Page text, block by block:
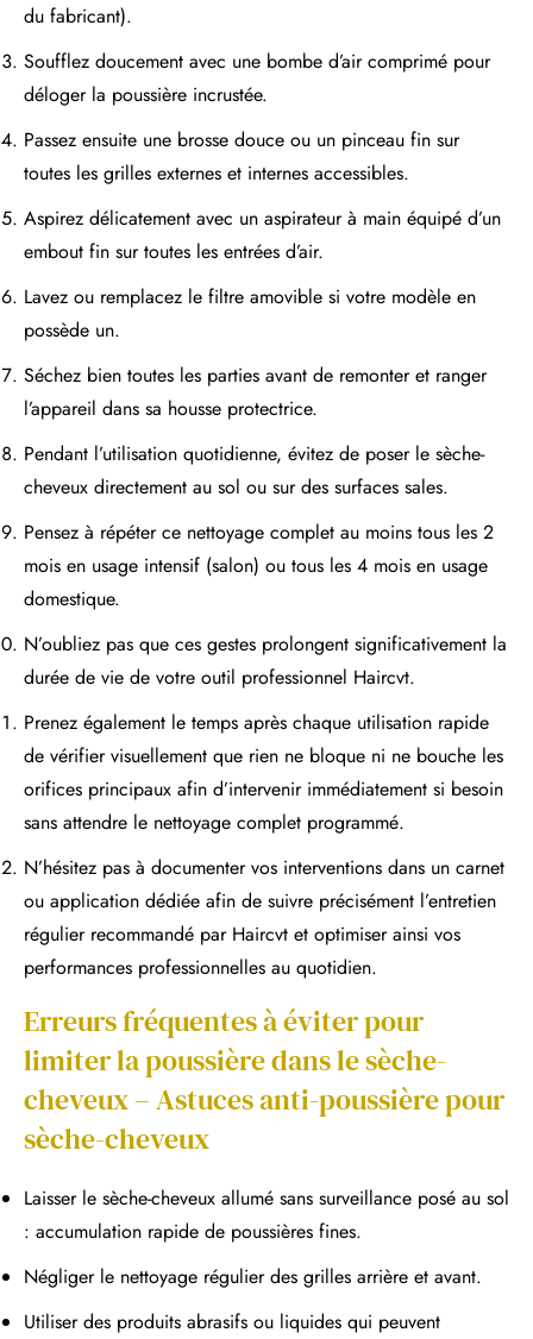
du fabricant).
Soufflez doucement avec une bombe d’air comprimé pour
déloger la poussière incrustée.
Passez ensuite une brosse douce ou un pinceau fin sur
toutes les grilles externes et internes accessibles.
Aspirez délicatement avec un aspirateur à main équipé d’un
embout fin sur toutes les entrées d’air.
Lavez ou remplacez le filtre amovible si votre modèle en
possède un.
Séchez bien toutes les parties avant de remonter et ranger
l’appareil dans sa housse protectrice.
Pendant l’utilisation quotidienne, évitez de poser le sèche-
cheveux directement au sol ou sur des surfaces sales.
Pensez à répéter ce nettoyage complet au moins tous les 2
mois en usage intensif (salon) ou tous les 4 mois en usage
domestique.
N’oubliez pas que ces gestes prolongent significativement la
durée de vie de votre outil professionnel Haircvt.
Prenez également le temps après chaque utilisation rapide
de vérifier visuellement que rien ne bloque ni ne bouche les
orifices principaux afin d’intervenir immédiatement si besoin
sans attendre le nettoyage complet programmé.
N’hésitez pas à documenter vos interventions dans un carnet
ou application dédiée afin de suivre précisément l’entretien
régulier recommandé par Haircvt et optimiser ainsi vos
performances professionnelles au quotidien.
Erreurs fréquentes à éviter pour
limiter la poussière dans le sèche-
cheveux – Astuces anti-poussière pour
sèche-cheveux
Laisser le sèche-cheveux allumé sans surveillance posé au sol
: accumulation rapide de poussières fines.
Négliger le nettoyage régulier des grilles arrière et avant.
Utiliser des produits abrasifs ou liquides qui peuvent